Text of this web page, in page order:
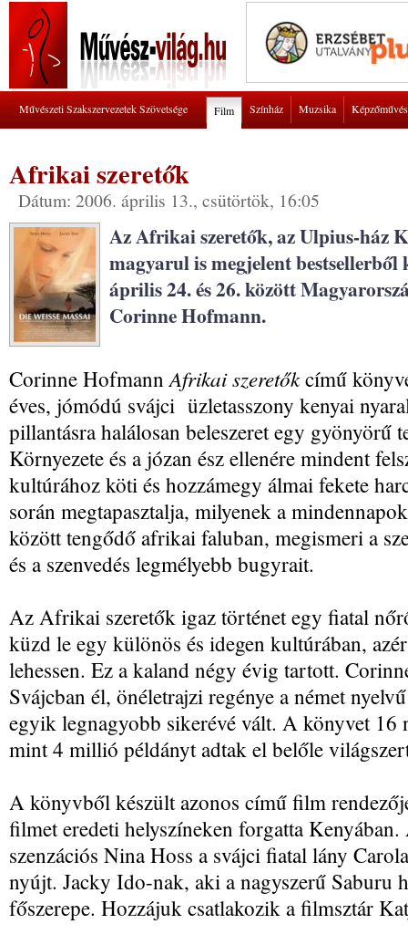
Művészeti Szakszervezetek Szövetsége Film Színház Muzsika
Afrikai szeretők
Dátum: 2006. április 13., csütörtök, 16:05
Az Afrikai szeretők, az Ulpius-ház
magyarul is megjelent
április 24. és 26. között
Corinne Hofmann.
Corinne HofmannAfrikai szeretőkcímű
éves, jómódú svájci üzletasszony kenyai
pillantásra halálosan beleszeret egy gyönyörű
Környezete és a józan ész ellenére mindent
kultúrához köti és hozzámegy álmai fekete
során megtapasztalja, milyenek a
között tengődő afrikai faluban, megismeri a
és a szenvedés legmélyebb bugyrait.
Az Afrikai szeretők igaz történet egy fiatal
küzd le egy különös és idegen kultúrában,
lehessen. Ez a kaland négy évig tartott.
Svájcban él, önéletrajzi regénye a német
egyik legnagyobb sikerévé vált. A könyvet 16
mint 4 millió példányt adtak el belőle
A könyvből készült azonos című film
filmet eredeti helyszíneken forgatta
szenzációs Nina Hoss a svájci fiatal lány
nyújt. Jacky Ido-nak, aki a nagyszerű Saburu
főszerepe. Hozzájuk csatlakozik a filmsztár